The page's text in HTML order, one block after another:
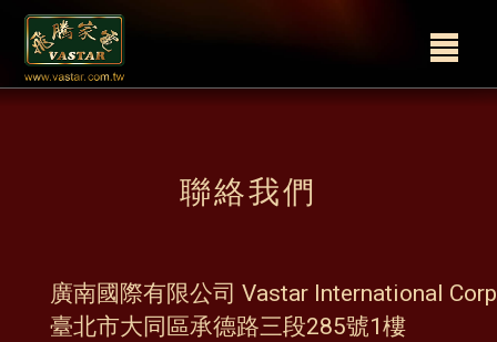
聯絡我們
廣南國際有限公司 Vastar International Corp
臺北市大同區承德路三段285號1樓